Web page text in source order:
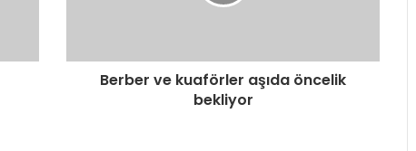
Berber ve kuaförler aşıda öncelik
bekliyor